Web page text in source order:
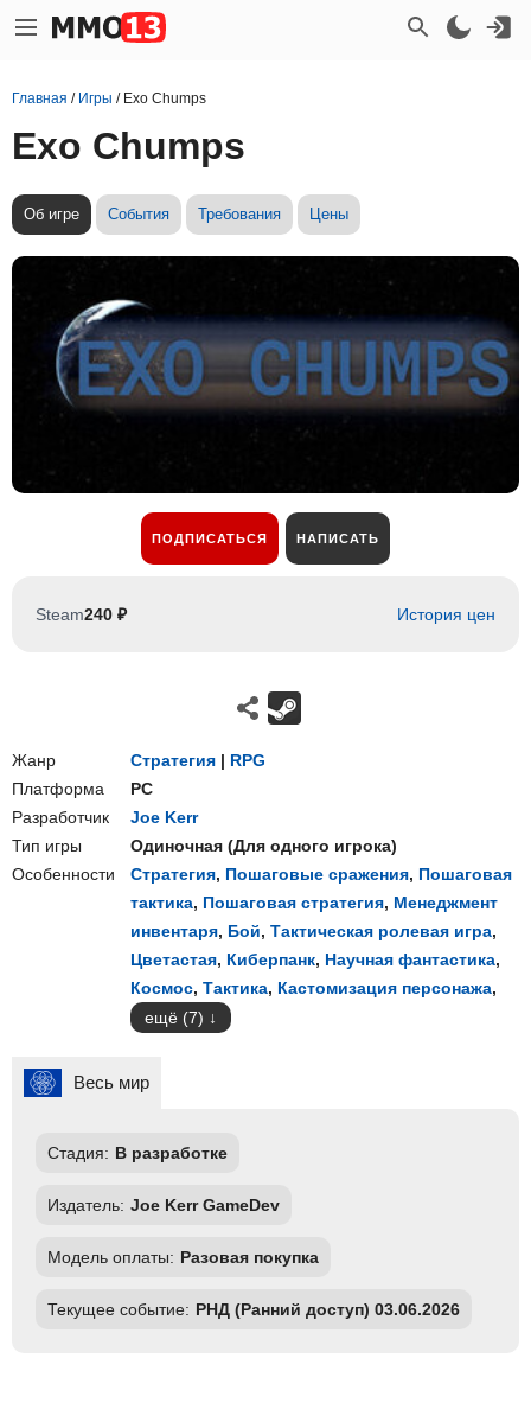
Главная / Игры / Exo Chumps
Exo Chumps
Об игре События Требования Цены
ПОДПИСАТЬСЯ НАПИСАТЬ
Steam240 ₽ История цен
Жанр Стратегия | RPG
Платформа
PC
Разработчик
Joe Kerr
Тип игры
Одиночная (Для одного игрока)
Особенности
Стратегия, Пошаговые сражения, Пошаговая
тактика, Пошаговая стратегия, Менеджмент
инвентаря, Бой, Тактическая ролевая игра,
Цветастая, Киберпанк, Научная фантастика,
Космос, Тактика, Кастомизация персонажа,
ещё (7)
Весь мир
Стадия: В разработке
Издатель: Joe Kerr GameDev
Модель оплаты: Разовая покупка
Текущее событие: РНД (Ранний доступ) 03.06.2026